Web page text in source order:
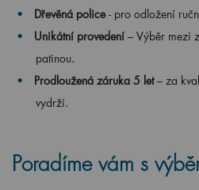
Dřevěná police- pro odložení
Unikátní provedení – Výběr mezi
patinou.
Prodloužená záruka 5 let– za
vydrží.
Poradíme vám s